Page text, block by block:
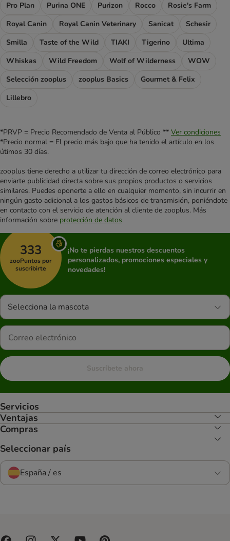
Pro Plan
Purina ONE Purizon Rocco
Rosie's Farm
Royal Canin
Royal Canin Veterinary Sanicat
Schesir
Smilla
Taste of the Wild TIAKI Tigerino
Ultima
Whiskas
Wild Freedom Wolf of Wilderness
WOW
Selección zooplus
zooplus Basics
Gourmet & Felix
Lillebro
*PRVP = Precio Recomendado de Venta al Público ** Ver condiciones
*Precio normal = El precio más bajo que ha tenido el artículo en los
útimos 30 días.
zooplus tiene derecho a utilizar tu dirección de correo electrónico para
enviarte publicidad directa sobre sus propios productos o servicios
similares. Puedes oponerte a ello en cualquier momento, sin incurrir en
ningún gasto adicional a los gastos básicos de transmisión, poniéndote
en contacto con el servicio de atención al cliente de zooplus. Más
información sobre protección de datos
333
zooPuntos por
suscribirte
¡No te pierdas nuestros descuentos
personalizados, promociones especiales y
novedades!
Selecciona la mascota
Suscríbete ahora
Servicios
Ventajas
Compras
Seleccionar país
España / es